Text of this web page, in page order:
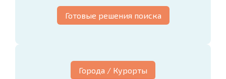
Готовые решения поиска
Города / Курорты